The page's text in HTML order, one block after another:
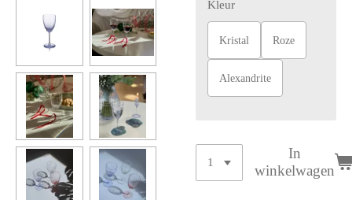
Kleur
Kristal Roze
Alexandrite
In
winkelwagen